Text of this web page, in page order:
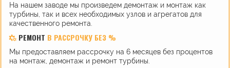
На нашем заводе мы произведем демонтаж и монтаж как
турбины, так и всех необходимых узлов и агрегатов для
качественного ремонта.
РЕМОНТ В РАССРОЧКУ БЕЗ %
Мы предоставляем рассрочку на 6 месяцев без процентов
на монтаж, демонтаж и ремонт турбины.